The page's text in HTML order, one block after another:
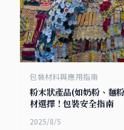
包裝材料與應用指南
粉末狀產品(如奶粉、麵
材選擇！包裝安全指南
2025/8/5